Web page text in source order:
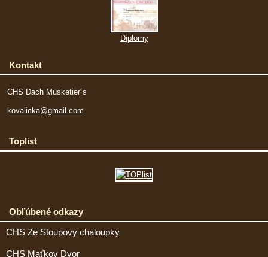
Diplomy
Kontakt
CHS Dach Musketier´s
kovalicka@gmail.com
Toplist
Obľúbené odkazy
CHS Ze Stoupovy chaloupky
CHS Maťkov Dvor